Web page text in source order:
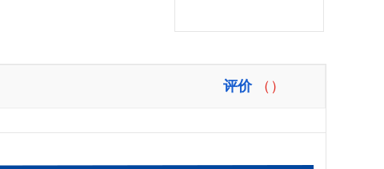
评价 （）